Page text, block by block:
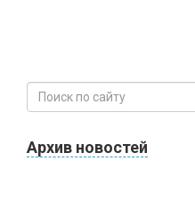
Архив новостей